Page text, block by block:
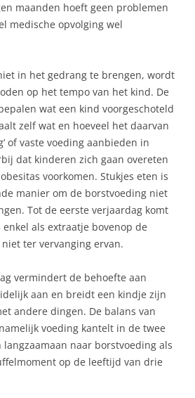
maanden hoeft geen problemen
medische opvolging wel
in het gedrang te brengen, wordt
op het tempo van het kind. De
wat een kind voorgeschoteld
zelf wat en hoeveel het daarvan
of vaste voeding aanbieden in
dat kinderen zich gaan overeten
voorkomen. Stukjes eten is
manier om de borstvoeding niet
Tot de eerste verjaardag komt
als extraatje bovenop de
ter vervanging ervan.
vermindert de behoefte aan
aan en breidt een kindje zijn
andere dingen. De balans van
voeding kantelt in de twee
naar borstvoeding als
op de leeftijd van drie